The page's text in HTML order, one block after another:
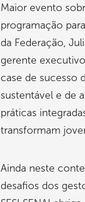
Maior evento
programação
da Federação,
gerente
case de sucesso
sustentável e de
práticas
transformam
Ainda neste
desafios dos